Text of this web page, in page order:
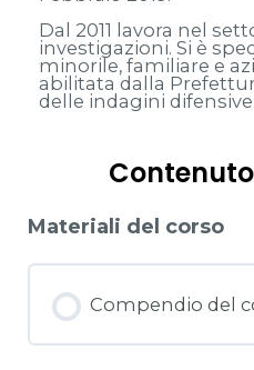
Dal 2011 lavora nel
investigazioni. Si è
minorile, familiare e
abilitata dalla
delle indagini difensive.
Materiali del corso
Compendio del